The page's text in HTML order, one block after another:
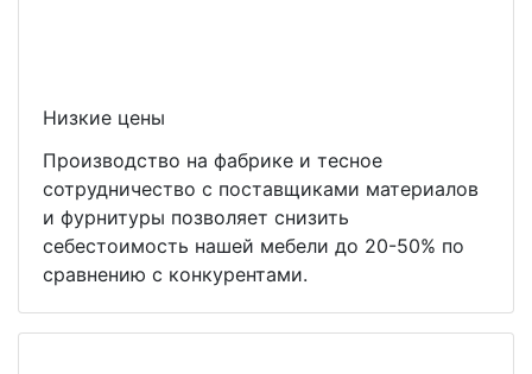
Низкие цены
Производство на фабрике и тесное
сотрудничество с поставщиками материалов
и фурнитуры позволяет снизить
себестоимость нашей мебели до 20-50% по
сравнению с конкурентами.